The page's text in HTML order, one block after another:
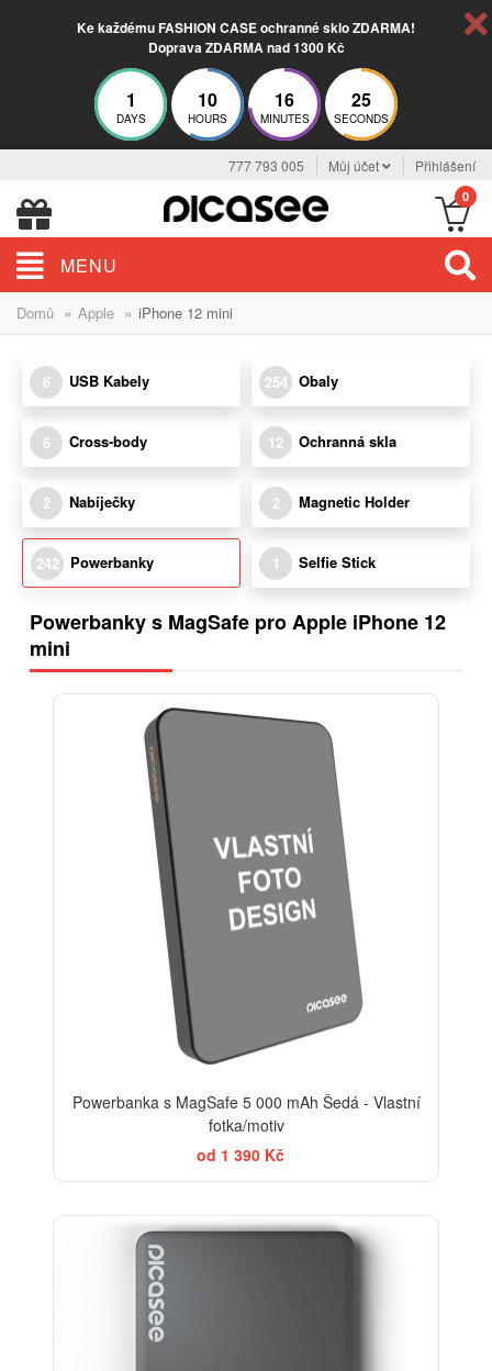
Ke každému FASHION CASE ochranné sklo ZDARMA!
Doprava ZDARMA nad 1300 Kč
1
DAYS
10
HOURS
16
MINUTES
24
SECONDS
777 793 005 Můj účet Přihlášení
0
MENU
Domů » Apple » iPhone 12 mini
6 USB Kabely 254 Obaly
6 Cross-body 12 Ochranná skla
2 Nabíječky 2 Magnetic Holder
242 Powerbanky 1 Selfie Stick
Powerbanky s MagSafe pro Apple iPhone 12
mini
Powerbanka s MagSafe 5 000 mAh Šedá - Vlastní
fotka/motiv
od 1 390 Kč